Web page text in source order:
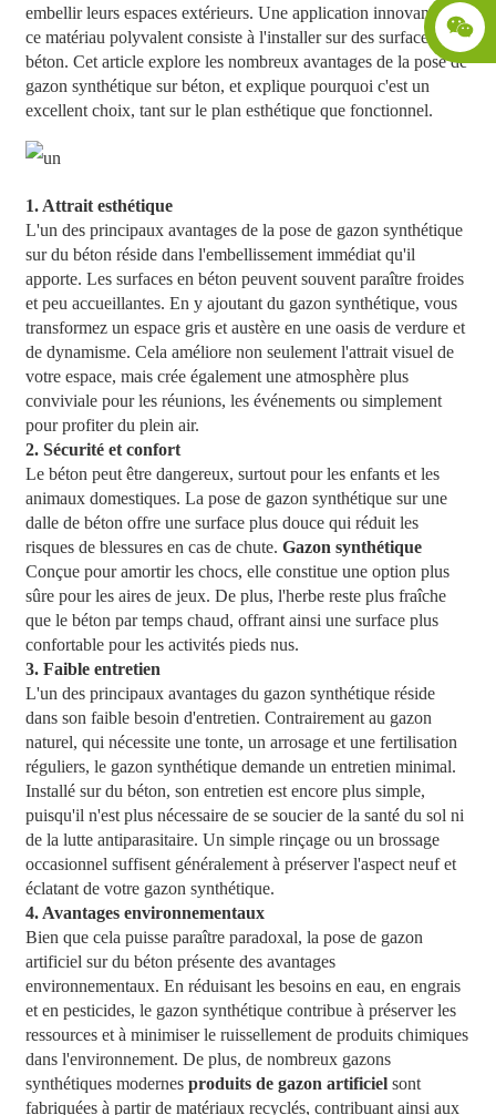
embellir leurs espaces extérieurs. Une application innovante de
ce matériau polyvalent consiste à l'installer sur des surfaces en
béton. Cet article explore les nombreux avantages de la pose de
gazon synthétique sur béton, et explique pourquoi c'est un
excellent choix, tant sur le plan esthétique que fonctionnel.
1. Attrait esthétique
L'un des principaux avantages de la pose de gazon synthétique
sur du béton réside dans l'embellissement immédiat qu'il
apporte. Les surfaces en béton peuvent souvent paraître froides
et peu accueillantes. En y ajoutant du gazon synthétique, vous
transformez un espace gris et austère en une oasis de verdure et
de dynamisme. Cela améliore non seulement l'attrait visuel de
votre espace, mais crée également une atmosphère plus
conviviale pour les réunions, les événements ou simplement
pour profiter du plein air.
2. Sécurité et confort
Le béton peut être dangereux, surtout pour les enfants et les
animaux domestiques. La pose de gazon synthétique sur une
dalle de béton offre une surface plus douce qui réduit les
risques de blessures en cas de chute. Gazon synthétique
Conçue pour amortir les chocs, elle constitue une option plus
sûre pour les aires de jeux. De plus, l'herbe reste plus fraîche
que le béton par temps chaud, offrant ainsi une surface plus
confortable pour les activités pieds nus.
3. Faible entretien
L'un des principaux avantages du gazon synthétique réside
dans son faible besoin d'entretien. Contrairement au gazon
naturel, qui nécessite une tonte, un arrosage et une fertilisation
réguliers, le gazon synthétique demande un entretien minimal.
Installé sur du béton, son entretien est encore plus simple,
puisqu'il n'est plus nécessaire de se soucier de la santé du sol ni
de la lutte antiparasitaire. Un simple rinçage ou un brossage
occasionnel suffisent généralement à préserver l'aspect neuf et
éclatant de votre gazon synthétique.
4. Avantages environnementaux
Bien que cela puisse paraître paradoxal, la pose de gazon
artificiel sur du béton présente des avantages
environnementaux. En réduisant les besoins en eau, en engrais
et en pesticides, le gazon synthétique contribue à préserver les
ressources et à minimiser le ruissellement de produits chimiques
dans l'environnement. De plus, de nombreux gazons
synthétiques modernes produits de gazon artificielsont
fabriquées à partir de matériaux recyclés, contribuant ainsi aux